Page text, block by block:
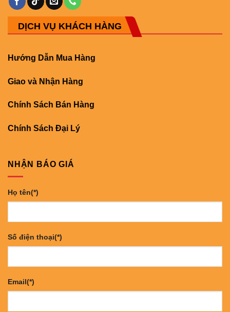
DỊCH VỤ KHÁCH HÀNG
Hướng Dẫn Mua Hàng
Giao và Nhận Hàng
Chính Sách Bán Hàng
Chính Sách Đại Lý
NHẬN BÁO GIÁ
Họ tên(*)
Số điện thoại(*)
Email(*)